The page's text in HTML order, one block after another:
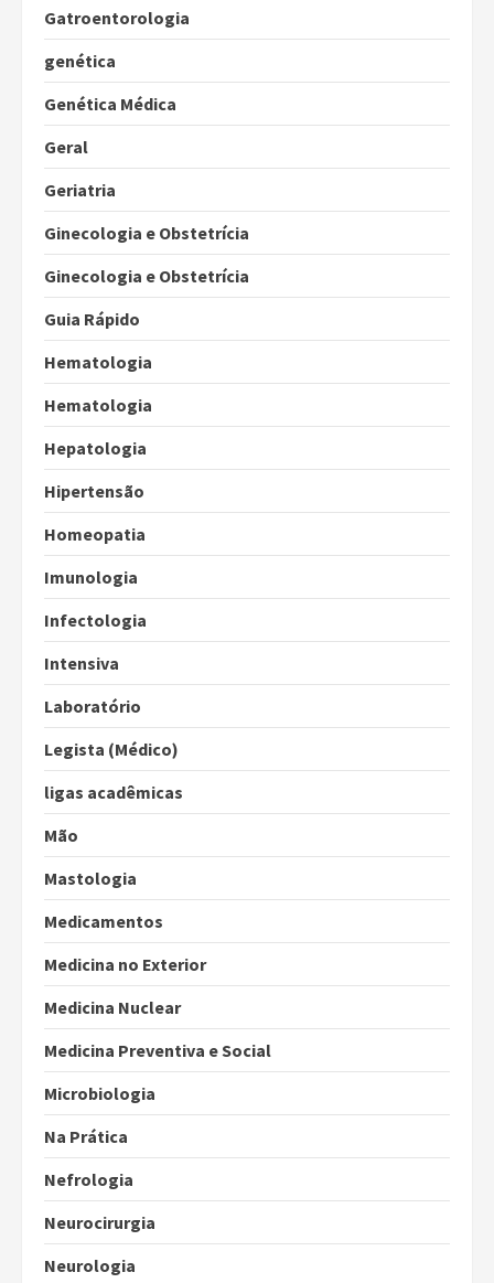
Gatroentorologia
genética
Genética Médica
Geral
Geriatria
Ginecologia e Obstetrícia
Ginecologia e Obstetrícia
Guia Rápido
Hematologia
Hematologia
Hepatologia
Hipertensão
Homeopatia
Imunologia
Infectologia
Intensiva
Laboratório
Legista (Médico)
ligas acadêmicas
Mão
Mastologia
Medicamentos
Medicina no Exterior
Medicina Nuclear
Medicina Preventiva e Social
Microbiologia
Na Prática
Nefrologia
Neurocirurgia
Neurologia